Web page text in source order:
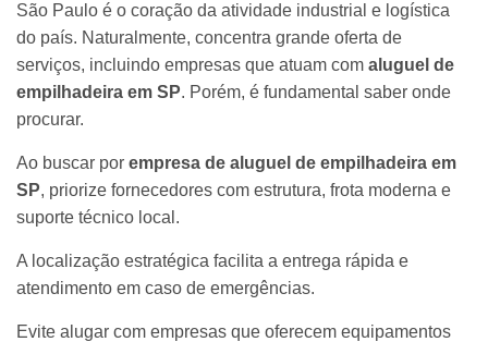
São Paulo é o coração da atividade industrial e logística
do país. Naturalmente, concentra grande oferta de
serviços, incluindo empresas que atuam com aluguel de
empilhadeira em SP. Porém, é fundamental saber onde
procurar.
Ao buscar por empresa de aluguel de empilhadeira em
SP, priorize fornecedores com estrutura, frota moderna e
suporte técnico local.
A localização estratégica facilita a entrega rápida e
atendimento em caso de emergências.
Evite alugar com empresas que oferecem equipamentos